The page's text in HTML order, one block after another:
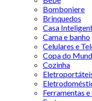
Bomboniere
Brinquedos
Casa
Cama e banho
Celulares e
Copa do
Cozinha
Ferramentas